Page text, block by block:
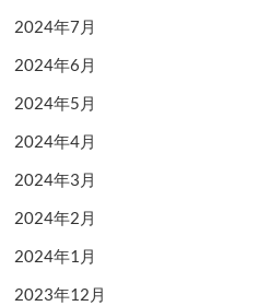
2024年7月
2024年6月
2024年5月
2024年4月
2024年3月
2024年2月
2024年1月
2023年12月